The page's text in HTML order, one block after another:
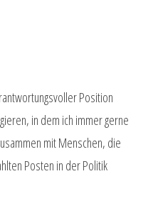
Position
in dem ich immer gerne
mit Menschen, die
Posten in der Politik